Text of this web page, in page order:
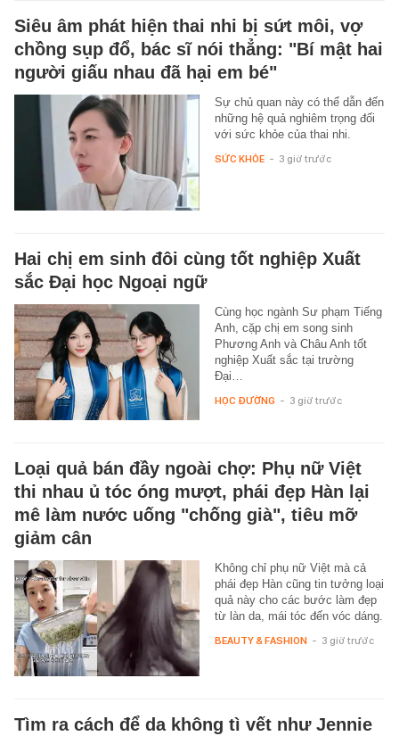
Siêu âm phát hiện thai nhi bị sứt môi, vợ
chồng sụp đổ, bác sĩ nói thẳng: "Bí mật hai
người giấu nhau đã hại em bé"
Sự chủ quan này có thể dẫn đến
những hệ quả nghiêm trọng đối
với sức khỏe của thai nhi.
SỨC KHỎE - 3 giờ trước
Hai chị em sinh đôi cùng tốt nghiệp Xuất
sắc Đại học Ngoại ngữ
Cùng học ngành Sư phạm Tiếng
Anh, cặp chị em song sinh
Phương Anh và Châu Anh tốt
nghiệp Xuất sắc tại trường
Đại…
HỌC ĐƯỜNG - 3 giờ trước
Loại quả bán đầy ngoài chợ: Phụ nữ Việt
thi nhau ủ tóc óng mượt, phái đẹp Hàn lại
mê làm nước uống "chống già", tiêu mỡ
giảm cân
Không chỉ phụ nữ Việt mà cả
phái đẹp Hàn cũng tin tưởng loại
quả này cho các bước làm đẹp
từ làn da, mái tóc đến vóc dáng.
BEAUTY & FASHION - 3 giờ trước
Tìm ra cách để da không tì vết như Jennie